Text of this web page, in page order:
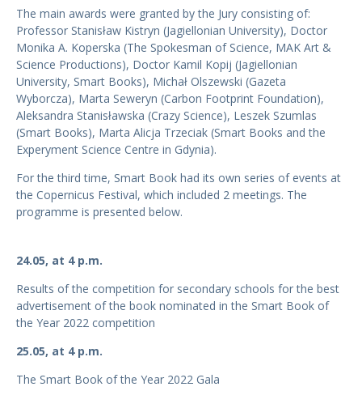
The main awards were granted by the Jury consisting of:
Professor Stanisław Kistryn (Jagiellonian University), Doctor
Monika A. Koperska (The Spokesman of Science, MAK Art &
Science Productions), Doctor Kamil Kopij (Jagiellonian
University, Smart Books), Michał Olszewski (Gazeta
Wyborcza), Marta Seweryn (Carbon Footprint Foundation),
Aleksandra Stanisławska (Crazy Science), Leszek Szumlas
(Smart Books), Marta Alicja Trzeciak (Smart Books and the
Experyment Science Centre in Gdynia).
For the third time, Smart Book had its own series of events at
the Copernicus Festival, which included 2 meetings. The
programme is presented below.
24.05, at 4 p.m.
Results of the competition for secondary schools for the best
advertisement of the book nominated in the Smart Book of
the Year 2022 competition
25.05, at 4 p.m.
The Smart Book of the Year 2022 Gala